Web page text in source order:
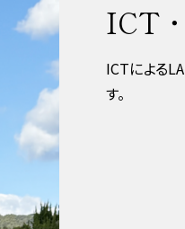
ICT
ICTによる
す。